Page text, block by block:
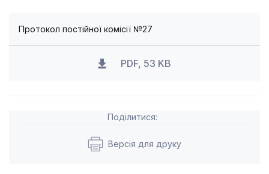
Протокол постійної комісії №27
PDF, 53 KB
Поділитися:
Версія для друку